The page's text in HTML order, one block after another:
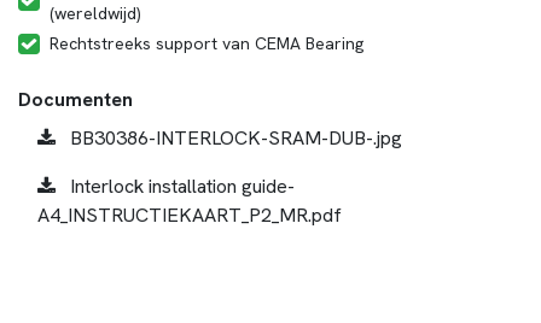
(wereldwijd)
Rechtstreeks support van CEMA Bearing
Documenten
BB30386-INTERLOCK-SRAM-DUB-.jpg
Interlock installation guide-
A4_INSTRUCTIEKAART_P2_MR.pdf